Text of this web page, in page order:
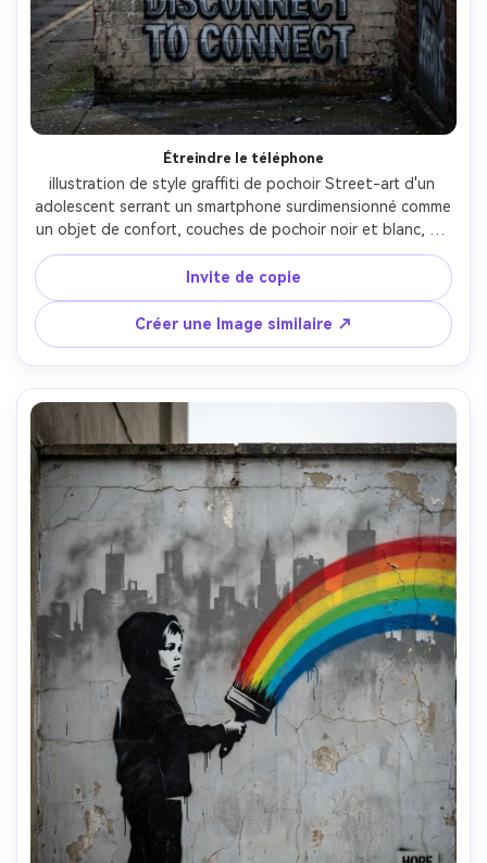
Étreindre le téléphone
illustration de style graffiti de pochoir Street-art d'un
adolescent serrant un smartphone surdimensionné comme
un objet de confort, couches de pochoir noir et blanc, un
seul point de notification bleu néon accent, mur d'allée
urbaine avec de la saleté et de la peinture pelant, bords
de pulvérisation rugueux et saignement de pochoir,
ombre subtile comme affiche collée, ambiance satirique,
composition graphique audacieuse avec zone de texte en
bas, objectif 85 mm, profondeur de champ peu profonde,
éclairage cinématographique doux-AR 4:5
Invite de copie
Créer une Image similaire ↗